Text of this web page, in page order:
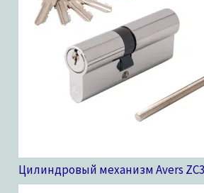
Цилиндровый механизм Avers ZC